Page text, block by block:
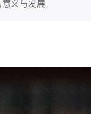
意义与发展